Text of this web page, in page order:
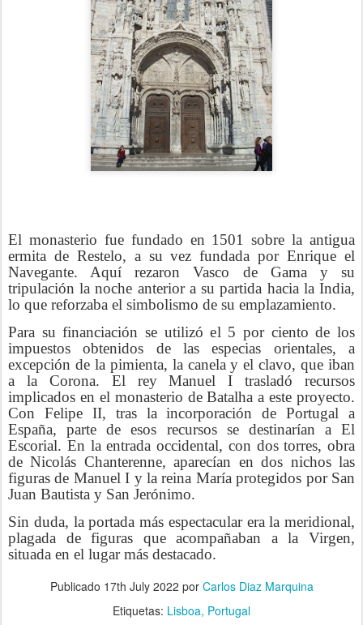
El monasterio fue fundado en 1501 sobre la antigua
ermita de Restelo, a su vez fundada por Enrique el
Navegante. Aquí rezaron Vasco de Gama y su
tripulación la noche anterior a su partida hacia la India,
lo que reforzaba el simbolismo de su emplazamiento.
Para su financiación se utilizó el 5 por ciento de los
impuestos obtenidos de las especias orientales, a
excepción de la pimienta, la canela y el clavo, que iban
a la Corona. El rey Manuel I trasladó recursos
implicados en el monasterio de Batalha a este proyecto.
Con Felipe II, tras la incorporación de Portugal a
España, parte de esos recursos se destinarían a El
Escorial. En la entrada occidental, con dos torres, obra
de Nicolás Chanterenne, aparecían en dos nichos las
figuras de Manuel I y la reina María protegidos por San
Juan Bautista y San Jerónimo.
Sin duda, la portada más espectacular era la meridional,
plagada de figuras que acompañaban a la Virgen,
situada en el lugar más destacado.
Publicado 17th July 2022 por Carlos Diaz Marquina
Etiquetas: Lisboa Portugal